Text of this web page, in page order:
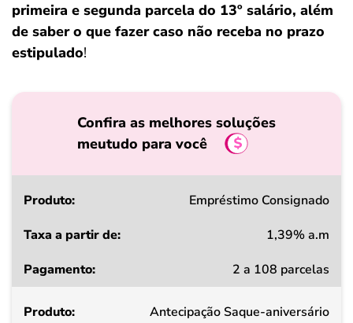
primeira e segunda parcela do 13º salário, além
de saber o que fazer caso não receba no prazo
estipulado!
Confira as melhores soluções
meutudo para você
Produto
a
de
Empréstimo Consignado
1,39% a.m
2 a 108 parcelas
Antecipação Saque-aniversário